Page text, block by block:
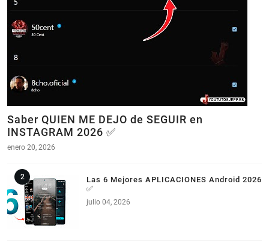
Saber QUIEN ME DEJO de SEGUIR en
INSTAGRAM 2026 ✅
enero 20, 2026
Las 6 Mejores APLICACIONES Android 2026
✅
julio 04, 2026